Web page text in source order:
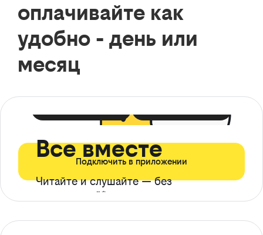
оплачивайте как
удобно - день или
месяц
Все вместе
Читайте и слушайте — без
ограничений*
Подключить в приложении